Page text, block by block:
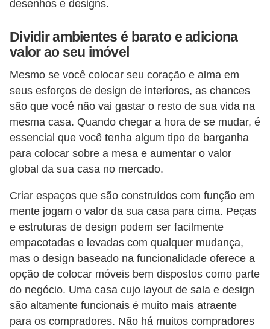
desenhos e designs.
Dividir ambientes é barato e adiciona
valor ao seu imóvel
Mesmo se você colocar seu coração e alma em
seus esforços de design de interiores, as chances
são que você não vai gastar o resto de sua vida na
mesma casa. Quando chegar a hora de se mudar, é
essencial que você tenha algum tipo de barganha
para colocar sobre a mesa e aumentar o valor
global da sua casa no mercado.
Criar espaços que são construídos com função em
mente jogam o valor da sua casa para cima. Peças
e estruturas de design podem ser facilmente
empacotadas e levadas com qualquer mudança,
mas o design baseado na funcionalidade oferece a
opção de colocar móveis bem dispostos como parte
do negócio. Uma casa cujo layout de sala e design
são altamente funcionais é muito mais atraente
para os compradores. Não há muitos compradores